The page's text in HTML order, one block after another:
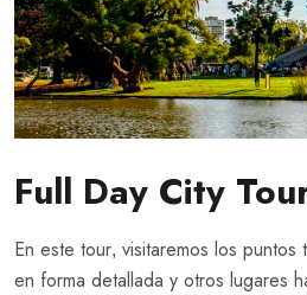
Full Day City
En este tour, visitaremos los puntos
en forma detallada y otros lugares